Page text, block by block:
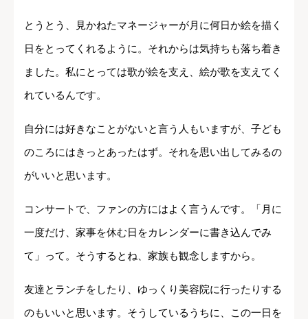
とうとう、見かねたマネージャーが月に何日か絵を描く
日をとってくれるように。それからは気持ちも落ち着き
ました。私にとっては歌が絵を支え、絵が歌を支えてく
れているんです。
自分には好きなことがないと言う人もいますが、子ども
のころにはきっとあったはず。それを思い出してみるの
がいいと思います。
コンサートで、ファンの方にはよく言うんです。「月に
一度だけ、家事を休む日をカレンダーに書き込んでみ
て」って。そうするとね、家族も観念しますから。
友達とランチをしたり、ゆっくり美容院に行ったりする
のもいいと思います。そうしているうちに、この一日を